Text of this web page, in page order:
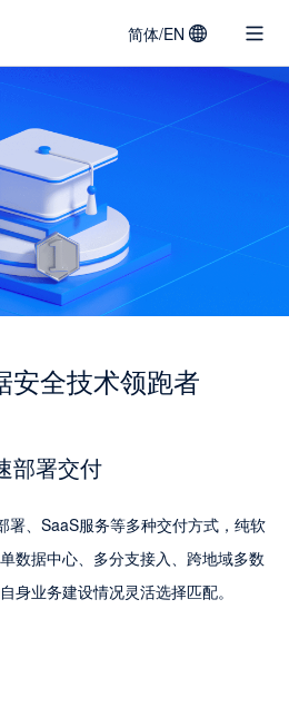
简体/EN
安全技术领跑者
部署交付
署、SaaS服务等多种交付方式，纯软
数据中心、多分支接入、跨地域多数
身业务建设情况灵活选择匹配。